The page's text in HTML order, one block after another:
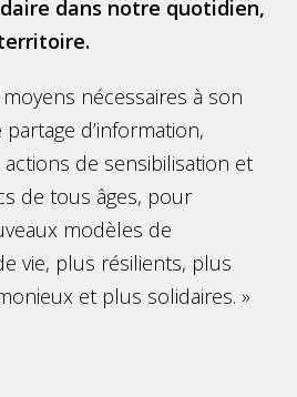
dans notre quotidien,
nécessaires à son
d’information,
de sensibilisation et
de tous âges, pour
modèles de
vie, plus résilients, plus
et plus solidaires. »